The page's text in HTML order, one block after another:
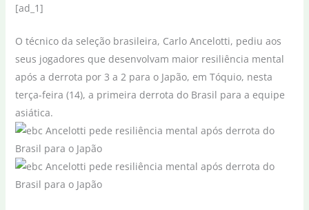
[ad_1]
O técnico da seleção brasileira, Carlo Ancelotti, pediu aos
seus jogadores que desenvolvam maior resiliência mental
após a derrota por 3 a 2 para o Japão, em Tóquio, nesta
terça-feira (14), a primeira derrota do Brasil para a equipe
asiática.